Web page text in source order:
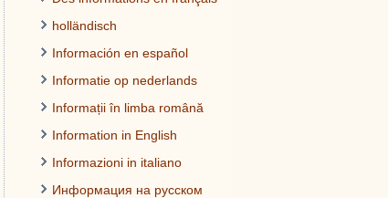
holländisch
Información en español
Informatie op nederlands
Informații în limba română
Information in English
Informazioni in italiano
Информация на русском